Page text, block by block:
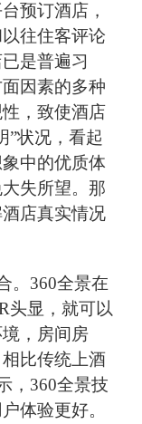
预订酒店，
往住客评论
是普遍习
因素的多种
，致使酒店
”状况，看起
中的优质体
失所望。那
店真实情况
。360全景在
头显，就可以
，房间房
比传统上酒
，360全景技
体验更好。